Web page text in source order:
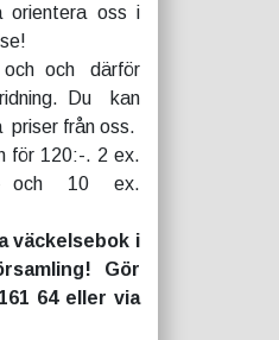
orientera oss i
och och därför
Du kan
priser från oss.
för 120:-. 2 ex.
och 10 ex.
väckelsebok i
Gör
64 eller via